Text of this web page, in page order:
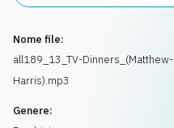
Playlist
Licenze
Nome file:
all189_13_TV-Dinners_(Matthew-
Harris).mp3
Genere: